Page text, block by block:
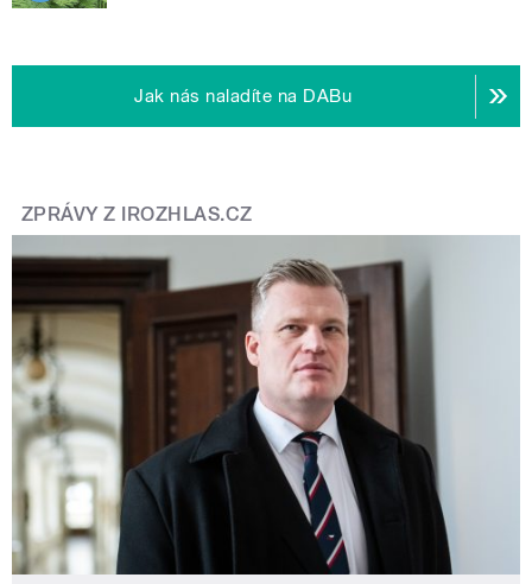
Jak nás naladíte na DABu
ZPRÁVY Z IROZHLAS.CZ